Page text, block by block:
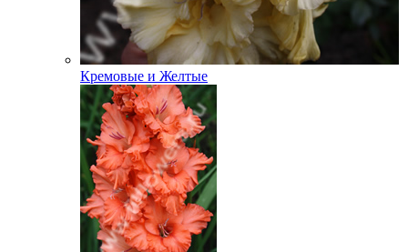
Кремовые и Желтые